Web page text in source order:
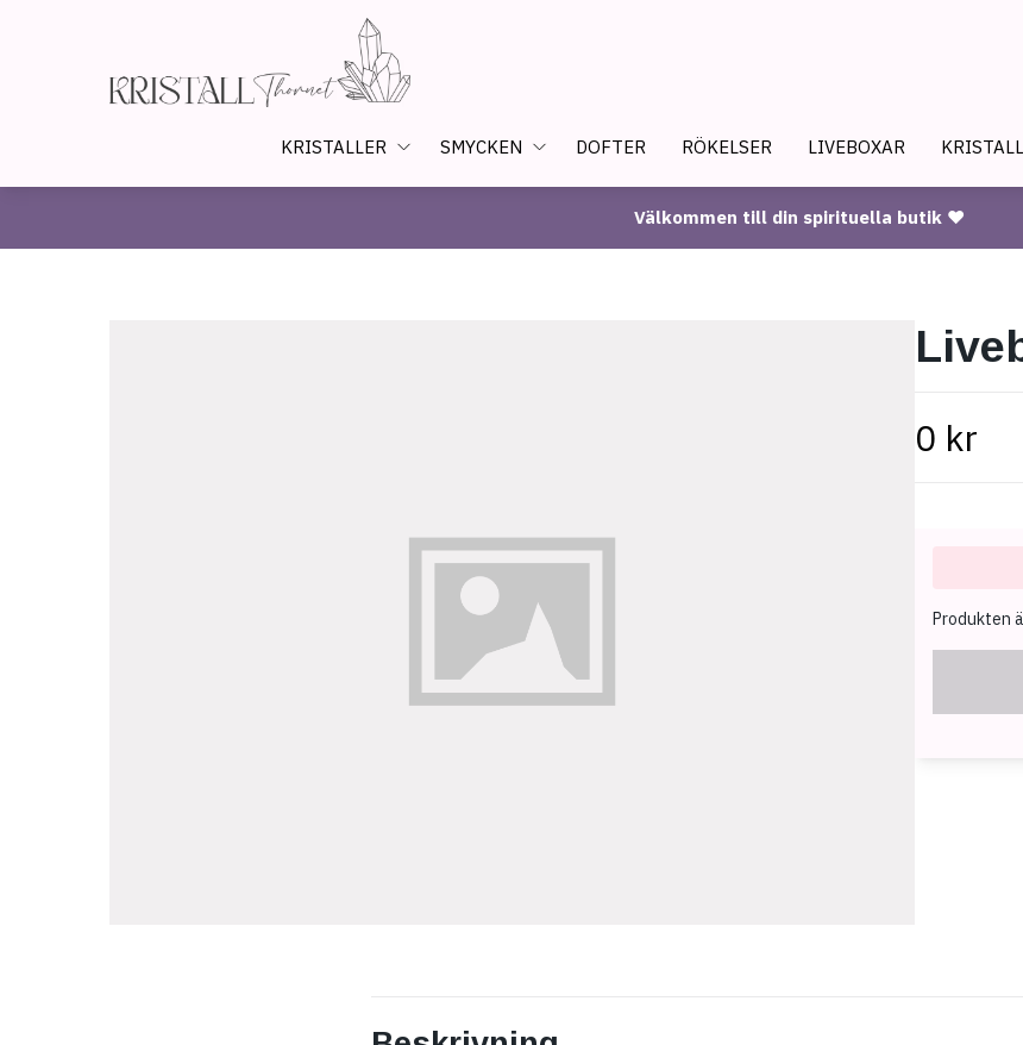
KRISTALLER SMYCKEN DOFTER RÖKELSER LIVEBOXAR
Välkommen till din spirituella butik ♥
0 kr
Produkten